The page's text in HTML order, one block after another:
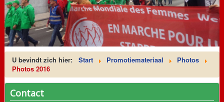
U bevindt zich hier: Start Promotiemateriaal
Photos
Photos 2016
Contact